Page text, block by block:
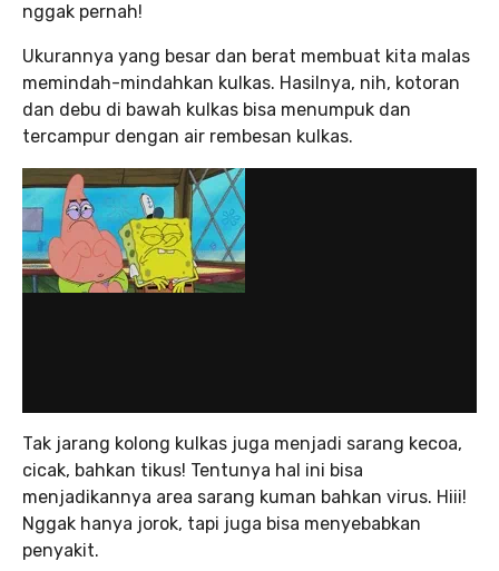
nggak pernah!
Ukurannya yang besar dan berat membuat kita malas
memindah-mindahkan kulkas. Hasilnya, nih, kotoran
dan debu di bawah kulkas bisa menumpuk dan
tercampur dengan air rembesan kulkas.
Tak jarang kolong kulkas juga menjadi sarang kecoa,
cicak, bahkan tikus! Tentunya hal ini bisa
menjadikannya area sarang kuman bahkan virus. Hiii!
Nggak hanya jorok, tapi juga bisa menyebabkan
penyakit.